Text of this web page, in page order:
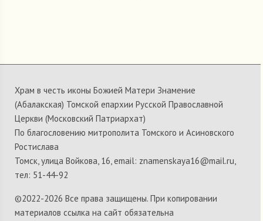
Храм в честь иконы Божией Матери Знамение
(Абалакская) Томской епархии Русской Православной
Церкви (Московский Патриархат)
По благословению митрополита Томского и Асиновского
Ростислава
Томск, улица Войкова, 16, email: znamenskaya16@mail.ru,
тел: 51-44-92
©2022-2026 Все права защищены. При копировании
материалов ссылка на сайт обязательна